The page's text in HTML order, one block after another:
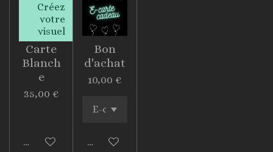
Créez
votre
visuel
Carte
Blanch
e
35,00 €
Voir les détails
Bon
d'achat
10,00 €
Ajouter au panier